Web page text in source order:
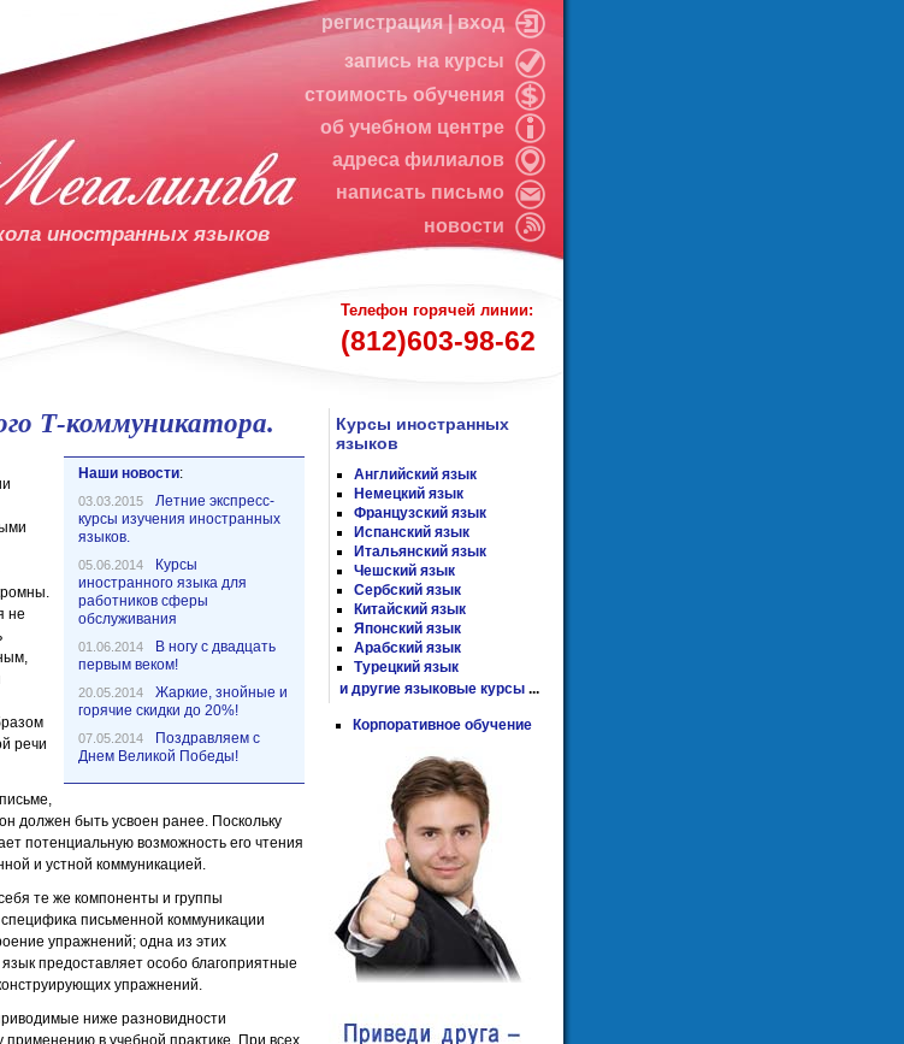
иностранных языков
регистрация | вход
запись на курсы
стоимость обучения
об учебном центре
адреса филиалов
написать письмо
новости
Телефон горячей линии:
(812)603-98-62
Т-коммуникатора.
Наши новости:
03.03.2015
Летние экспресс-
курсы изучения иностранных
языков.
05.06.2014
Курсы
иностранного языка для
работников сферы
обслуживания
01.06.2014
В ногу с двадцать
первым веком!
20.05.2014
Жаркие, знойные и
горячие скидки до 20%!
07.05.2014
Поздравляем с
Днем Великой Победы!
не
речи
должен быть усвоен ранее. Поскольку
потенциальную возможность его чтения
и устной коммуникацией.
те же компоненты и группы
письменной коммуникации
упражнений; одна из этих
предоставляет особо благоприятные
упражнений.
ниже разновидности
в учебной практике. При всех
Курсы иностранных
языков
Английский язык
Немецкий язык
Французский язык
Испанский язык
Итальянский язык
Чешский язык
Сербский язык
Китайский язык
Японский язык
Арабский язык
Турецкий язык
и другие языковые курсы ...
Корпоративное обучение